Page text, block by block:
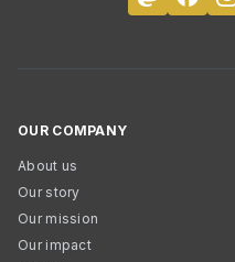
OUR COMPANY
About us
Our story
Our mission
Our impact